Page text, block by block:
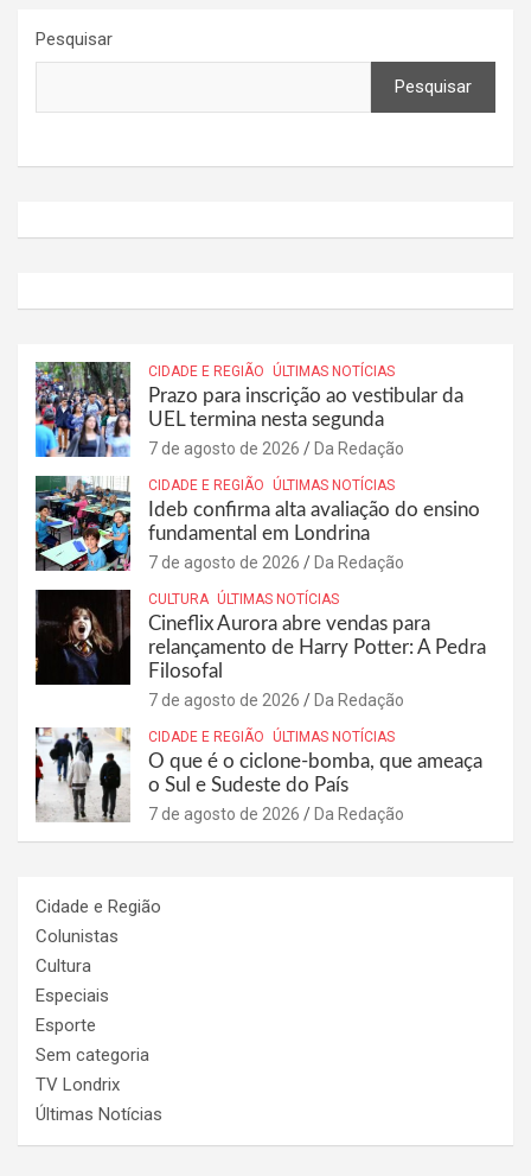
Pesquisar
Pesquisar
CIDADE E REGIÃO ÚLTIMAS NOTÍCIAS
Prazo para inscrição ao vestibular da
UEL termina nesta segunda
7 de agosto de 2026 Da Redação
CIDADE E REGIÃO ÚLTIMAS NOTÍCIAS
Ideb confirma alta avaliação do ensino
fundamental em Londrina
7 de agosto de 2026 Da Redação
CULTURA ÚLTIMAS NOTÍCIAS
Cineflix Aurora abre vendas para
relançamento de Harry Potter: A Pedra
Filosofal
7 de agosto de 2026 Da Redação
CIDADE E REGIÃO ÚLTIMAS NOTÍCIAS
O que é o ciclone-bomba, que ameaça
o Sul e Sudeste do País
7 de agosto de 2026 Da Redação
Cidade e Região
Colunistas
Cultura
Especiais
Esporte
Sem categoria
TV Londrix
Últimas Notícias